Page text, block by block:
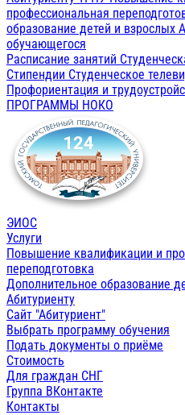
профессиональная
образование детей и взрослых
обучающегося
Расписание занятий
Стипендии Студенческое
Профориентация и
ПРОГРАММЫ НОКО
ЭИОС
Услуги
Повышение квалификации и
переподготовка
Дополнительное образование
Абитуриенту
Сайт "Абитуриент"
Выбрать программу обучения
Подать документы о приёме
Стоимость
Для граждан СНГ
Группа ВКонтакте
Контакты